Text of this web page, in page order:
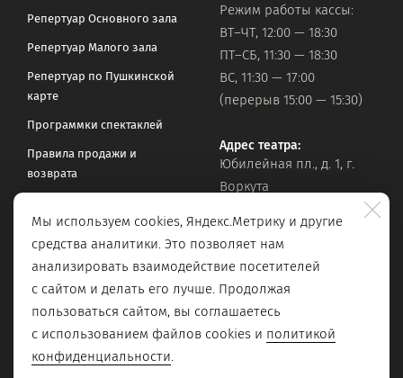
Репертуар Основного зала
Репертуар Малого зала
Репертуар по Пушкинской
карте
Программки спектаклей
Правила продажи и
возврата
Оставить обращение
Режим работы кассы:
ВТ–ЧТ, 12:00 — 18:30
ПТ–СБ, 11:30 — 18:30
ВС, 11:30 — 17:00
(перерыв 15:00 — 15:30)
Адрес театра:
Юбилейная пл., д. 1, г.
Воркута
Официальная почта:
vorkteatrdr@mail.ru
Мы используем cookies, Яндекс.Метрику и другие
средства аналитики. Это позволяет нам
анализировать взаимодействие посетителей
с сайтом и делать его лучше. Продолжая
пользоваться сайтом, вы соглашаетесь
с использованием файлов cookies и политикой
конфиденциальности.